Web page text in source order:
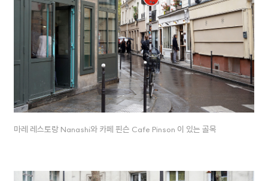
마레 레스토랑 Nanashi와 카페 핀슨 Cafe Pinson 이 있는 골목